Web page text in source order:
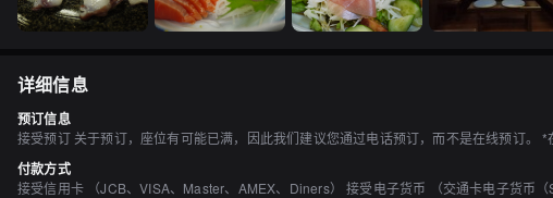
详细信息
预订信息
接受预订 关于预订，座位有可能已满，因此我们建议您通过电话预订，而不是在线预订
付款方式
接受信用卡 （JCB、VISA、Master、AMEX、Diners） 接受电子货币 （交通卡电子货币